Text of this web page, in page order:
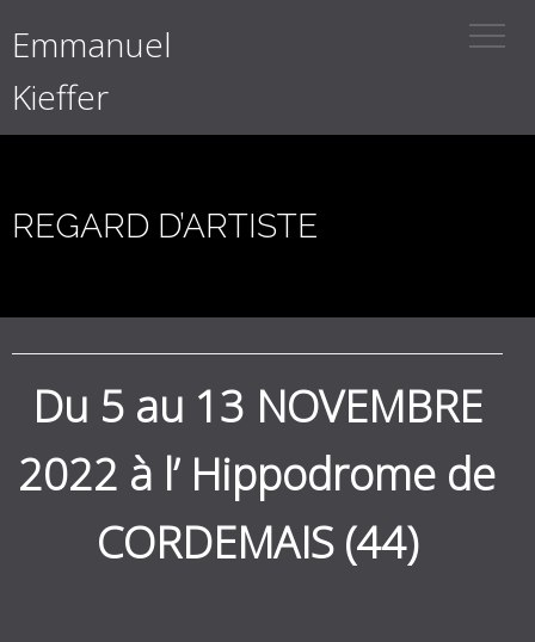
Emmanuel
Kieffer
REGARD D’ARTISTE
Du 5 au 13 NOVEMBRE
2022 à l’ Hippodrome de
CORDEMAIS (44)